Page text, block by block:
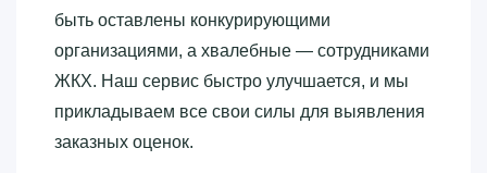
быть оставлены конкурирующими
организациями, а хвалебные — сотрудниками
ЖКХ. Наш сервис быстро улучшается, и мы
прикладываем все свои силы для выявления
заказных оценок.